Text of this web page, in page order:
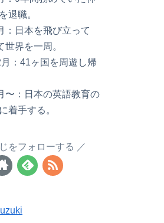
退職。
：日本を飛び立って
世界を一周。
：41ヶ国を周遊し帰
〜：日本の英語教育の
着手する。
をフォローする